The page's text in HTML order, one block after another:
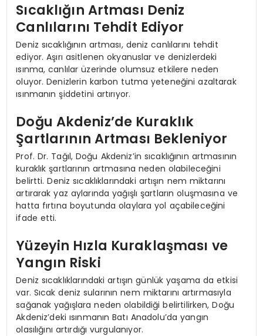
Sıcaklığın Artması Deniz
Canlılarını Tehdit Ediyor
Deniz sıcaklığının artması, deniz canlılarını tehdit
ediyor. Aşırı asitlenen okyanuslar ve denizlerdeki
ısınma, canlılar üzerinde olumsuz etkilere neden
oluyor. Denizlerin karbon tutma yeteneğini azaltarak
ısınmanın şiddetini artırıyor.
Doğu Akdeniz’de Kuraklık
Şartlarının Artması Bekleniyor
Prof. Dr. Tağıl, Doğu Akdeniz’in sıcaklığının artmasının
kuraklık şartlarının artmasına neden olabileceğini
belirtti. Deniz sıcaklıklarındaki artışın nem miktarını
artırarak yaz aylarında yağışlı şartların oluşmasına ve
hatta fırtına boyutunda olaylara yol açabileceğini
ifade etti.
Yüzeyin Hızla Kuraklaşması ve
Yangın Riski
Deniz sıcaklıklarındaki artışın günlük yaşama da etkisi
var. Sıcak deniz sularının nem miktarını artırmasıyla
sağanak yağışlara neden olabildiği belirtilirken, Doğu
Akdeniz’deki ısınmanın Batı Anadolu’da yangın
olasılığını artırdığı vurgulanıyor.